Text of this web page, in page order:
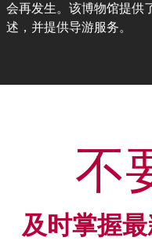
会再发生。该博物馆提供
述，并提供导游服务。
及时掌握
不